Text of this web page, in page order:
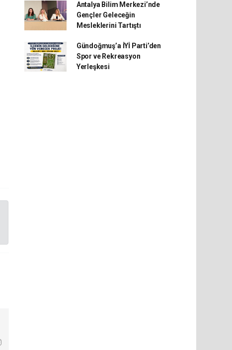
Antalya Bilim Merkezi’nde
Gençler Geleceğin
Mesleklerini Tartıştı
Gündoğmuş’a İYİ Parti’den
Spor ve Rekreasyon
Yerleşkesi